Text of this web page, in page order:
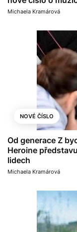
Michaela Kramárová
NOVÉ ČÍSLO
Od generace Z
Heroine
lidech
Michaela Kramárová